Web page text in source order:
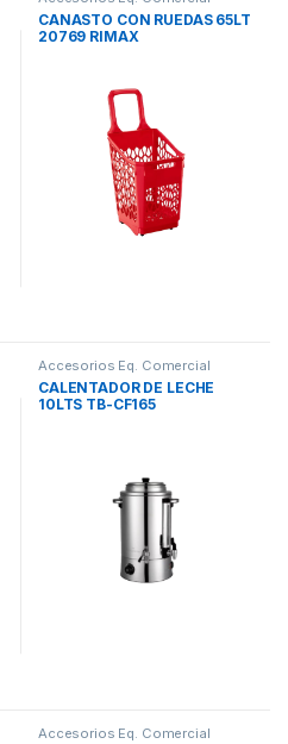
CANASTO CON RUEDAS 65LT
20769 RIMAX
Accesorios Eq. Comercial
CALENTADOR DE LECHE
10LTS TB-CF165
Accesorios Eq. Comercial